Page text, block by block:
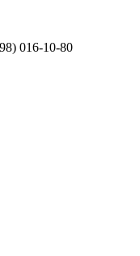
016-10-80